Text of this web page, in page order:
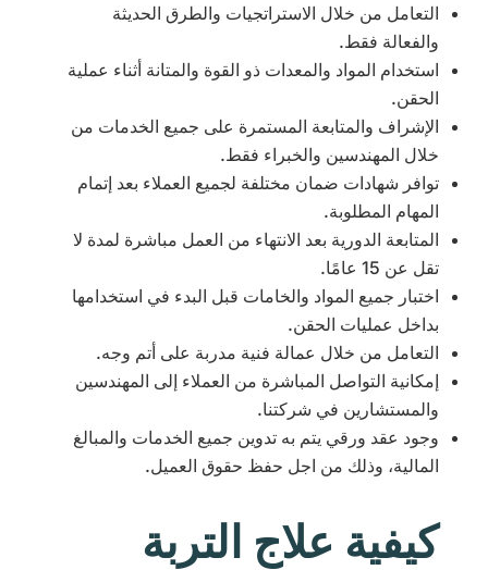
التعامل من خلال الاستراتجيات والطرق الحديثة
والفعالة فقط.
استخدام المواد والمعدات ذو القوة والمتانة أثناء عملية
الحقن.
الإشراف والمتابعة المستمرة على جميع الخدمات من
خلال المهندسين والخبراء فقط.
توافر شهادات ضمان مختلفة لجميع العملاء بعد إتمام
المهام المطلوبة.
المتابعة الدورية بعد الانتهاء من العمل مباشرة لمدة لا
تقل عن 15 عامًا.
اختبار جميع المواد والخامات قبل البدء في استخدامها
بداخل عمليات الحقن.
التعامل من خلال عمالة فنية مدربة على أتم وجه.
إمكانية التواصل المباشرة من العملاء إلى المهندسين
والمستشارين في شركتنا.
وجود عقد ورقي يتم به تدوين جميع الخدمات والمبالغ
المالية، وذلك من اجل حفظ حقوق العميل.
كيفية علاج التربة